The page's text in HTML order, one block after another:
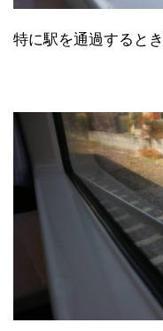
特に駅を通過すると